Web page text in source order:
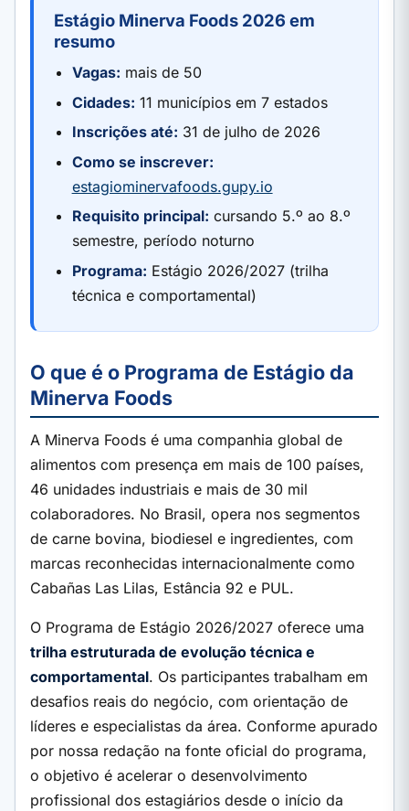
Estágio Minerva Foods 2026 em
resumo
Vagas: mais de 50
Cidades: 11 municípios em 7 estados
Inscrições até: 31 de julho de 2026
Como se inscrever:
estagiominervafoods.gupy.io
Requisito principal: cursando 5.º ao 8.º
semestre, período noturno
Programa: Estágio 2026/2027 (trilha
técnica e comportamental)
O que é o Programa de Estágio da
Minerva Foods
A Minerva Foods é uma companhia global de
alimentos com presença em mais de 100 países,
46 unidades industriais e mais de 30 mil
colaboradores. No Brasil, opera nos segmentos
de carne bovina, biodiesel e ingredientes, com
marcas reconhecidas internacionalmente como
Cabañas Las Lilas, Estância 92 e PUL.
O Programa de Estágio 2026/2027 oferece uma
trilha estruturada de evolução técnica e
comportamental. Os participantes trabalham em
desafios reais do negócio, com orientação de
líderes e especialistas da área. Conforme apurado
por nossa redação na fonte oficial do programa,
o objetivo é acelerar o desenvolvimento
profissional dos estagiários desde o início da